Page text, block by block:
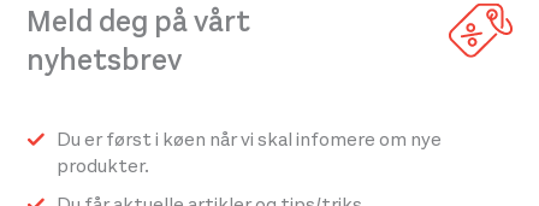
Meld deg på vårt
nyhetsbrev
Du er først i køen når vi skal infomere om nye
produkter.